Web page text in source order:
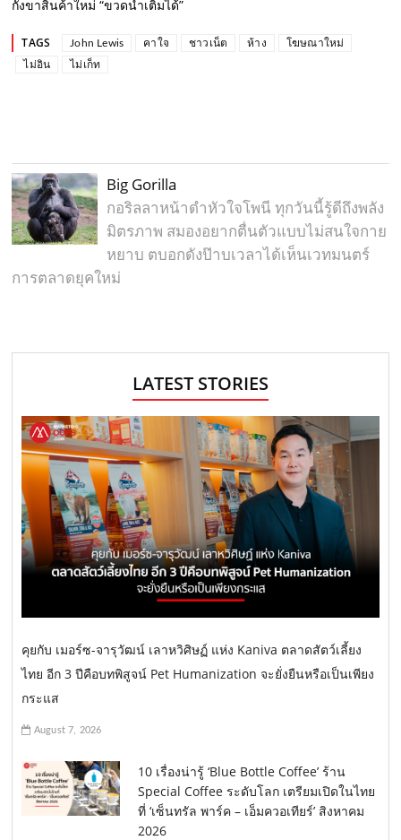
กังขาสินค้าใหม่ “ขวดน้ำเติมได้”
TAGS John Lewis คาใจ ชาวเน็ต ห้าง
โฆษณาใหม่
ไม่อิน
ไม่เก็ท
Big Gorilla
กอริลลาหน้าดำหัวใจโพนี ทุกวันนี้รู้ดีถึงพลัง
มิตรภาพ สมองอยากตื่นตัวแบบไม่สนใจกาย
หยาบ ตบอกดังป๊าบเวลาได้เห็นเวทมนตร์
การตลาดยุคใหม่
LATEST STORIES
คุยกับ เมอร์ซ-จารุวัฒน์ เลาหวิศิษฏ์ แห่ง Kaniva ตลาดสัตว์เลี้ยง
ไทย อีก 3 ปีคือบทพิสูจน์ Pet Humanization จะยั่งยืนหรือเป็นเพียง
กระแส
August 7, 2026
10 เรื่องน่ารู้ ‘Blue Bottle Coffee’ ร้าน
Special Coffee ระดับโลก เตรียมเปิดในไทย
ที่ ‘เซ็นทรัล พาร์ค – เอ็มควอเทียร์’ สิงหาคม
2026